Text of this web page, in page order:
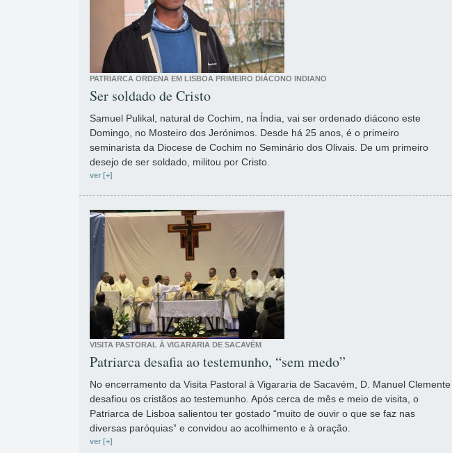
PATRIARCA ORDENA EM LISBOA PRIMEIRO DIÁCONO INDIANO
Ser soldado de Cristo
Samuel Pulikal, natural de Cochim, na Índia, vai ser ordenado diácono este
Domingo, no Mosteiro dos Jerónimos. Desde há 25 anos, é o primeiro
seminarista da Diocese de Cochim no Seminário dos Olivais. De um primeiro
desejo de ser soldado, militou por Cristo.
ver [+]
VISITA PASTORAL À VIGARARIA DE SACAVÉM
Patriarca desafia ao testemunho, “sem medo”
No encerramento da Visita Pastoral à Vigararia de Sacavém, D. Manuel Clemente
desafiou os cristãos ao testemunho. Após cerca de mês e meio de visita, o
Patriarca de Lisboa salientou ter gostado “muito de ouvir o que se faz nas
diversas paróquias” e convidou ao acolhimento e à oração.
ver [+]